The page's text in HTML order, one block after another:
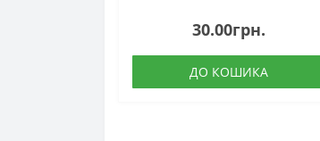
одному вузлі формує від 5 до 8
плодів (при належній агротехніці).
Плоди темно-зеленог..
30.00грн.
ДО КОШИКА